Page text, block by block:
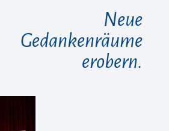
Neue
Gedankenräume
erobern.